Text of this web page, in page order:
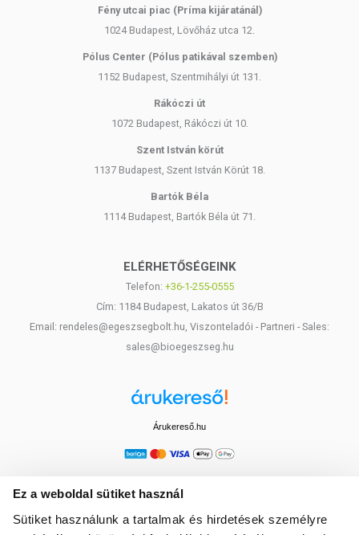
Ez a weboldal sütiket használ
Sütiket használunk a tartalmak és hirdetések személyre
Fény utcai piac (Príma kijáratánál)
1024 Budapest, Lövőház utca 12.
Pólus Center (Pólus patikával szemben)
1152 Budapest, Szentmihályi út 131.
Rákóczi út
1072 Budapest, Rákóczi út 10.
Szent István körút
1137 Budapest, Szent István Körút 18.
Bartók Béla
1114 Budapest, Bartók Béla út 71.
ELÉRHETŐSÉGEINK
Telefon: +36-1-255-0555
Cím: 1184 Budapest, Lakatos út 36/B
Email: rendeles@egeszsegbolt.hu, Viszonteladói - Partneri - Sales:
sales@bioegeszseg.hu
Árukereső.hu